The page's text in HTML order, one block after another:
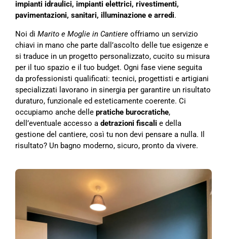
impianti idraulici, impianti elettrici, rivestimenti,
pavimentazioni, sanitari, illuminazione e arredi.
Noi di Marito e Moglie in Cantiere offriamo un servizio
chiavi in mano che parte dall’ascolto delle tue esigenze e
si traduce in un progetto personalizzato, cucito su misura
per il tuo spazio e il tuo budget. Ogni fase viene seguita
da professionisti qualificati: tecnici, progettisti e artigiani
specializzati lavorano in sinergia per garantire un risultato
duraturo, funzionale ed esteticamente coerente. Ci
occupiamo anche delle pratiche burocratiche,
dell’eventuale accesso a detrazioni fiscali e della
gestione del cantiere, così tu non devi pensare a nulla. Il
risultato? Un bagno moderno, sicuro, pronto da vivere.